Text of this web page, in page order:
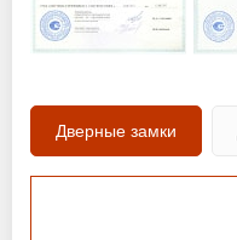
Дверные замки